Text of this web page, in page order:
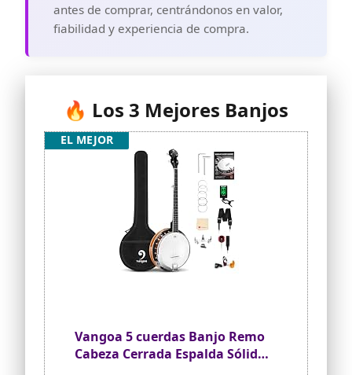
antes de comprar, centrándonos en valor,
fiabilidad y experiencia de compra.
🔥 Los 3 Mejores Banjos
Vangoa 5 cuerdas Banjo Remo
Cabeza Cerrada Espalda Sólida
EL MEJOR